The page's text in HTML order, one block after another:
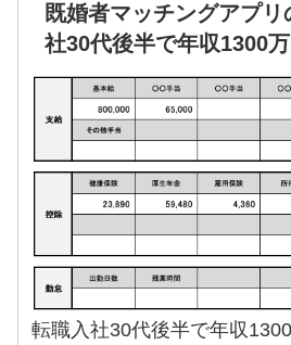
既婚者マッチングアプリ
社30代後半で年収1300万
転職入社30代後半で年収